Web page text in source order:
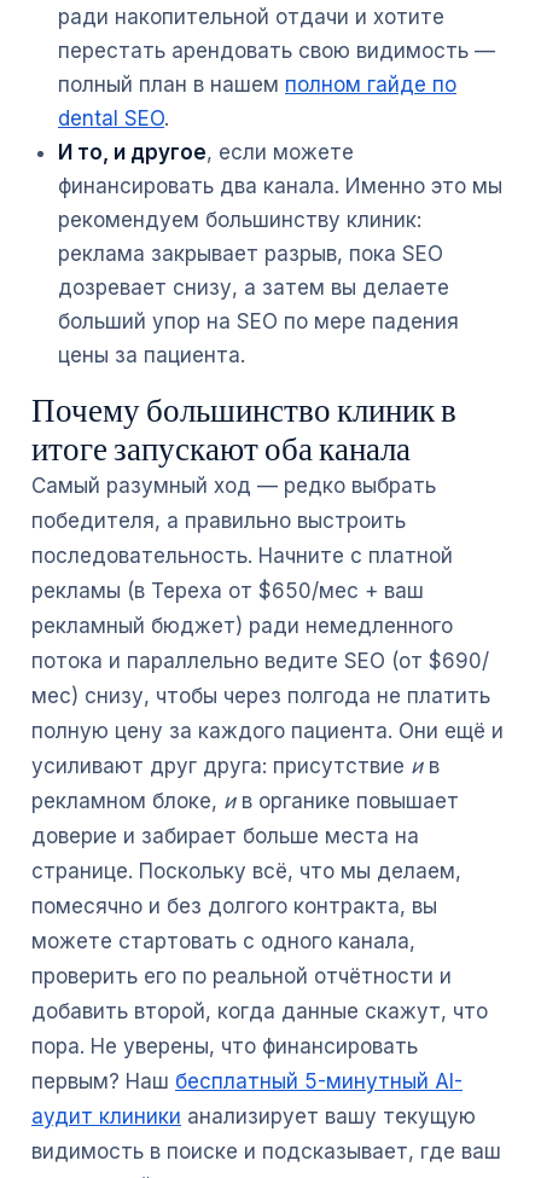
ради накопительной отдачи и хотите
перестать арендовать свою видимость —
полный план в нашем полном гайде по
dental SEO.
И то, и другое, если можете
финансировать два канала. Именно это мы
рекомендуем большинству клиник:
реклама закрывает разрыв, пока SEO
дозревает снизу, а затем вы делаете
больший упор на SEO по мере падения
цены за пациента.
Почему большинство клиник в
итоге запускают оба канала
Самый разумный ход — редко выбрать
победителя, а правильно выстроить
последовательность. Начните с платной
рекламы (в Tepexa от $650/мес + ваш
рекламный бюджет) ради немедленного
потока и параллельно ведите SEO (от $690/
мес) снизу, чтобы через полгода не платить
полную цену за каждого пациента. Они ещё и
усиливают друг друга: присутствие ив
рекламном блоке, ив органике повышает
доверие и забирает больше места на
странице. Поскольку всё, что мы делаем,
помесячно и без долгого контракта, вы
можете стартовать с одного канала,
проверить его по реальной отчётности и
добавить второй, когда данные скажут, что
пора. Не уверены, что финансировать
первым? Наш бесплатный 5-минутный AI-
аудит клиники анализирует вашу текущую
видимость в поиске и подсказывает, где ваш